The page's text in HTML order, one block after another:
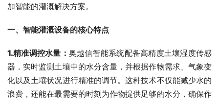
加智能的灌溉解决方案。
一、 智能灌溉设备的核心特点
1.精准调控水量 ： 奥越信智能系统配备高精度土壤湿度传感
器，实时监测土壤中的水分含量，并根据作物需求、气象变
化以及土壤状况进行精准的调节。这种技术不仅能减少水的
浪费，还能在最需要的时刻为作物提供足够的水分，确保作